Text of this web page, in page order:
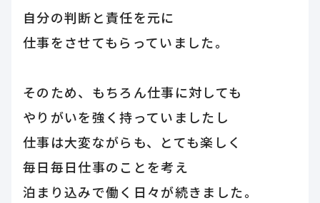
自分の判断と責任を元に
仕事をさせてもらっていました。
そのため、もちろん仕事に対しても
やりがいを強く持っていましたし
仕事は大変ながらも、とても楽しく
毎日毎日仕事のことを考え
泊まり込みで働く日々が続きました。